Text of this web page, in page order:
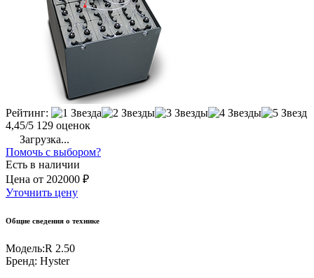
Рейтинг:
4,45/5 129 оценок
Загрузка...
Помочь с выбором?
Есть в наличии
Цена от 202000 ₽
Уточнить цену
Общие сведения о технике
Модель:R 2.50
Бренд: Hyster